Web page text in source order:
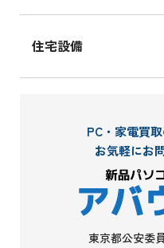
住宅設備
PC・家電買
お気軽にお
東京都公安委